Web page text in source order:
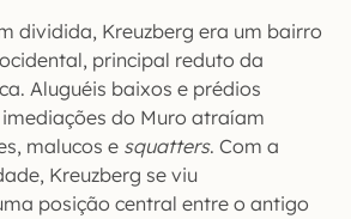
dividida, Kreuzberg era um bairro
principal reduto da
Aluguéis baixos e prédios
do Muro atraíam
malucos e squatters. Com a
Kreuzberg se viu
posição central entre o antigo